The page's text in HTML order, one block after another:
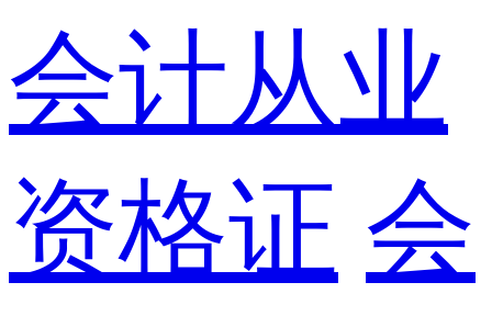
会计从业
资格证 会